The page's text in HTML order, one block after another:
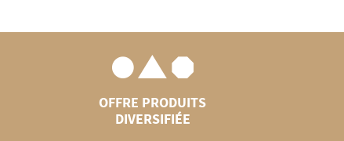
OFFRE PRODUITS
DIVERSIFIÉE